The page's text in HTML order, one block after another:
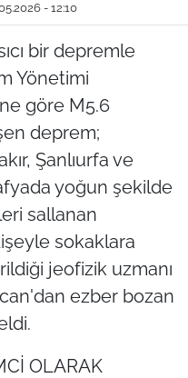
- 12:10
bir depremle
Yönetimi
göre M5.6
deprem;
Şanlıurfa ve
yoğun şekilde
sallanan
sokaklara
jeofizik uzmanı
ezber bozan
OLARAK